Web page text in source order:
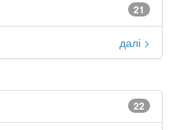
21
далі >
22